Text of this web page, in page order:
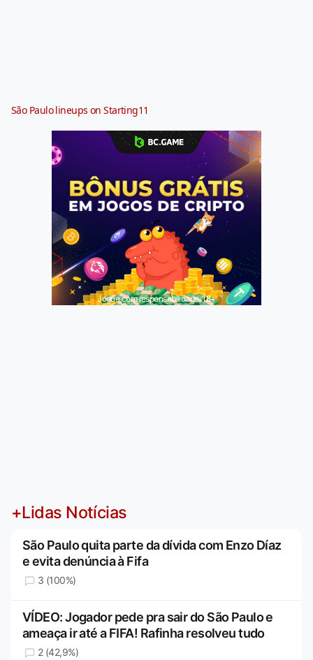
São Paulo lineups on Starting11
Jogue com responsabilidade. 18+
+Lidas Notícias
São Paulo quita parte da dívida com Enzo Díaz
e evita denúncia à Fifa
3 (100%)
VÍDEO: Jogador pede pra sair do São Paulo e
ameaça ir até a FIFA! Rafinha resolveu tudo
2 (42,9%)